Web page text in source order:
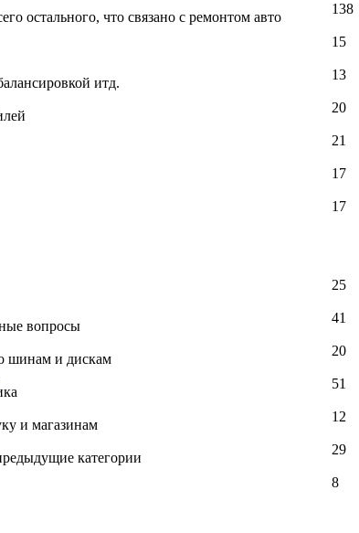
остального, что связано с ремонтом авто
138
15
итд.
13
20
21
17
17
25
вопросы
41
шинам и дискам
20
51
и магазинам
12
категории
29
8